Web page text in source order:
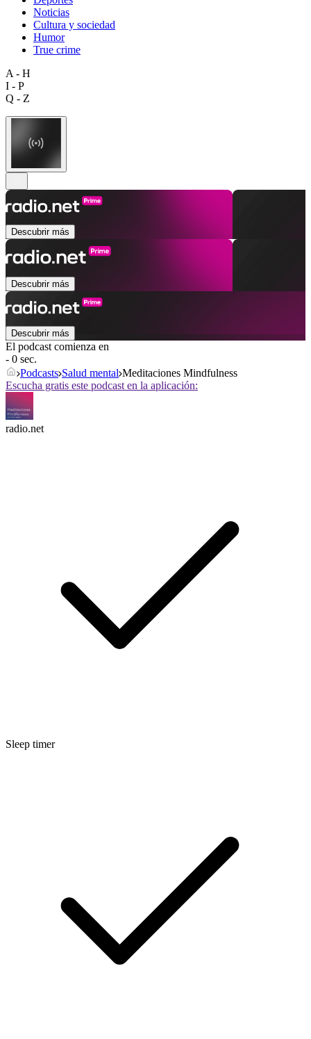
Noticias
Cultura y sociedad
Humor
True crime
A - H
I - P
Q - Z
Descubrir más
Descubrir más
Descubrir más
El podcast comienza en
- 0 sec.
Podcasts Salud mental Meditaciones Mindfulness
Escucha gratis este podcast en la aplicación:
radio.net
Sleep timer